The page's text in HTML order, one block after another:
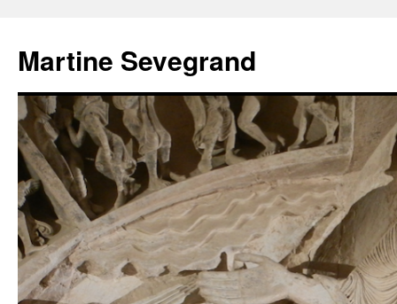
contenu
Martine Sevegrand